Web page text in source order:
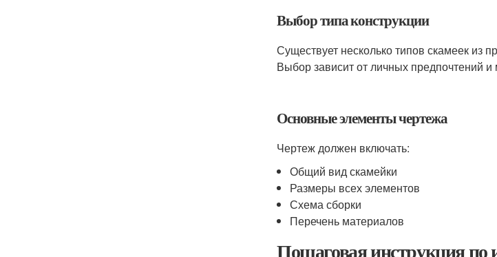
Выбор типа конструкции
Существует несколько типов скамеек из
Выбор зависит от личных предпочтений и
Основные элементы чертежа
Чертеж должен включать:
Общий вид скамейки
Размеры всех элементов
Схема сборки
Перечень материалов
Пошаговая инструкция по